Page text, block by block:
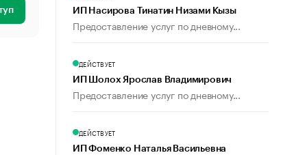
ИП Насирова Тинатин Низами Кызы
Предоставление услуг по дневному...
ДЕЙСТВУЕТ
ИП Шолох Ярослав Владимирович
Предоставление услуг по дневному...
ДЕЙСТВУЕТ
ИП Фоменко Наталья Васильевна